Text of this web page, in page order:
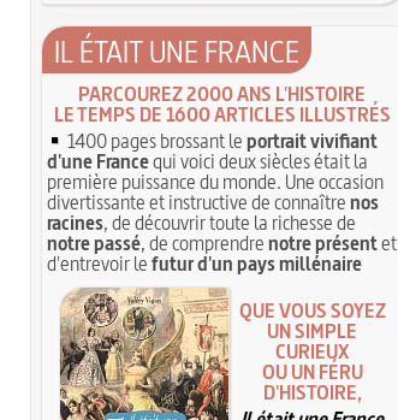
IL ÉTAIT UNE FRANCE
PARCOUREZ 2000 ANS L'HISTOIRE
LE TEMPS DE 1600 ARTICLES ILLUSTRÉS
1400 pages brossant leportrait vivifiant
d'une Francequi voici deux siècles était la
première puissance du monde. Une occasion
divertissante et instructive de connaîtrenos
racines, de découvrir toute la richesse de
notre passé, de comprendrenotre présentet
d'entrevoir lefutur d'un pays millénaire
QUE VOUS SOYEZ
UN SIMPLE
CURIEUX
OU UN FÉRU
D'HISTOIRE,